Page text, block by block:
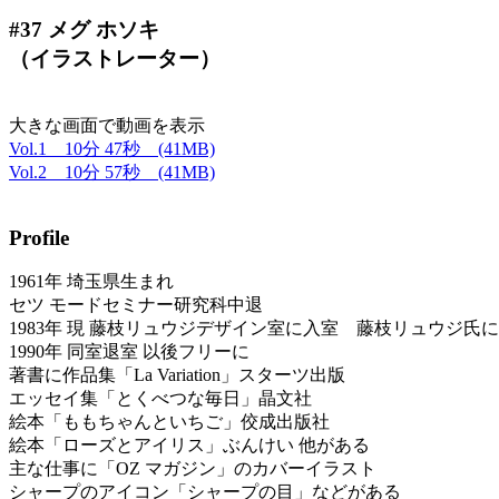
#37 メグ ホソキ
（イラストレーター）
大きな画面で動画を表示
Vol.1 10分 47秒 (41MB)
Vol.2 10分 57秒 (41MB)
Profile
1961年 埼玉県生まれ
セツ モードセミナー研究科中退
1983年 現 藤枝リュウジデザイン室に入室 藤枝リュウジ氏
1990年 同室退室 以後フリーに
著書に作品集「La Variation」スターツ出版
エッセイ集「とくべつな毎日」晶文社
絵本「ももちゃんといちご」佼成出版社
絵本「ローズとアイリス」ぶんけい 他がある
主な仕事に「OZ マガジン」のカバーイラスト
シャープのアイコン「シャープの目」などがある